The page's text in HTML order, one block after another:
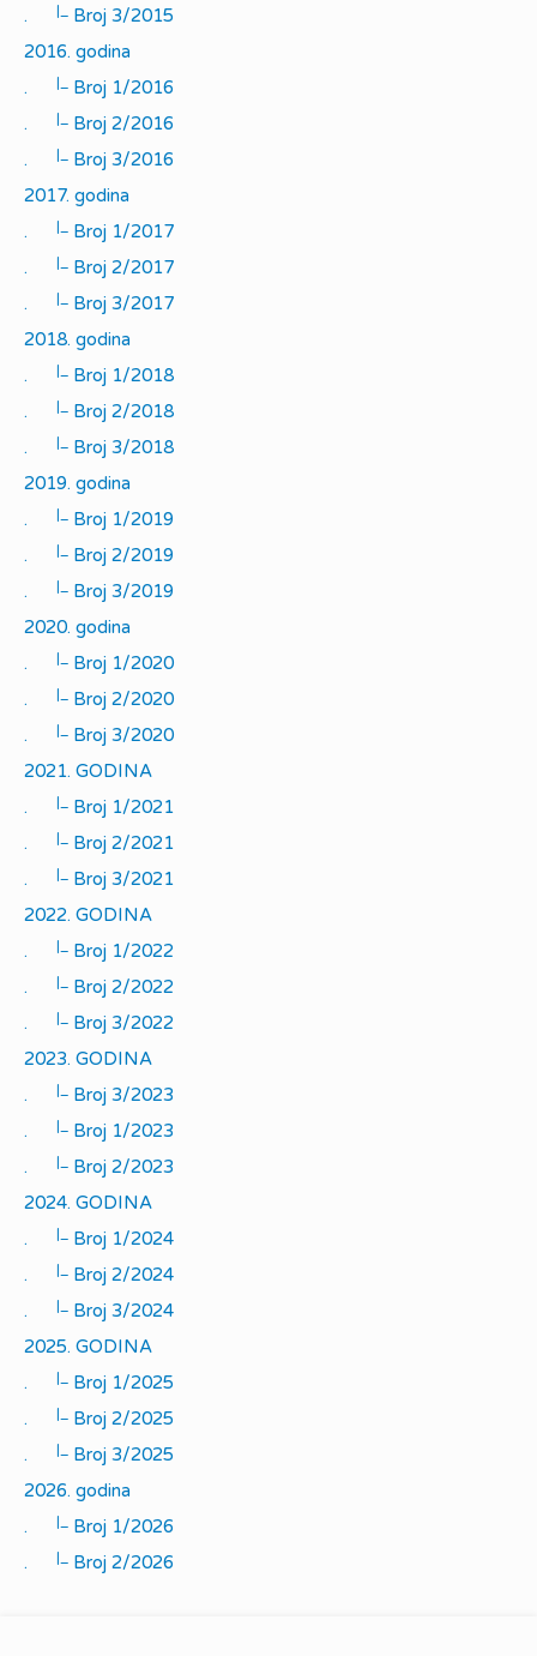
.
|_
Broj 3/2015
2016. godina
.
|_
Broj 1/2016
.
|_
Broj 2/2016
.
|_
Broj 3/2016
2017. godina
.
|_
Broj 1/2017
.
|_
Broj 2/2017
.
|_
Broj 3/2017
2018. godina
.
|_
Broj 1/2018
.
|_
Broj 2/2018
.
|_
Broj 3/2018
2019. godina
.
|_
Broj 1/2019
.
|_
Broj 2/2019
.
|_
Broj 3/2019
2020. godina
.
|_
Broj 1/2020
.
|_
Broj 2/2020
.
|_
Broj 3/2020
2021. GODINA
.
|_
Broj 1/2021
.
|_
Broj 2/2021
.
|_
Broj 3/2021
2022. GODINA
.
|_
Broj 1/2022
.
|_
Broj 2/2022
.
|_
Broj 3/2022
2023. GODINA
.
|_
Broj 3/2023
.
|_
Broj 1/2023
.
|_
Broj 2/2023
2024. GODINA
.
|_
Broj 1/2024
.
|_
Broj 2/2024
.
|_
Broj 3/2024
2025. GODINA
.
|_
Broj 1/2025
.
|_
Broj 2/2025
.
|_
Broj 3/2025
2026. godina
.
|_
Broj 1/2026
.
|_ Broj 2/2026